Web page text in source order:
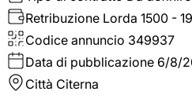
Retribuzione Lorda 1500 -
Codice annuncio 349937
Data di pubblicazione 6/8/
Città Citerna